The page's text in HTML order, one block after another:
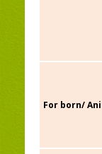
For born/